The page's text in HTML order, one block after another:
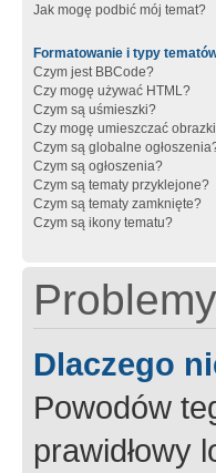
Jak mogę podbić mój temat?
Formatowanie i typy
Czym jest BBCode?
Czy mogę używać HTML?
Czym są uśmieszki?
Czy mogę umieszczać
Czym są globalne
Czym są ogłoszenia?
Czym są tematy przyklejone?
Czym są tematy zamknięte?
Czym są ikony tematu?
Dlaczego
Powodów
prawidłowy